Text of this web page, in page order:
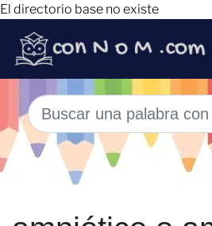
El directorio base no existe